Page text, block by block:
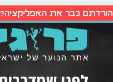
הורדתם כבר את האפליקציה?